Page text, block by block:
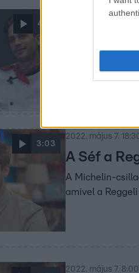
4:01
2022. május 7.
EXTRA:
meg a
Schneider
Reggeli című
3:03
2022. május 7.
A Séf a
A Michelin-
amivel a
2022. május 7. 8:00